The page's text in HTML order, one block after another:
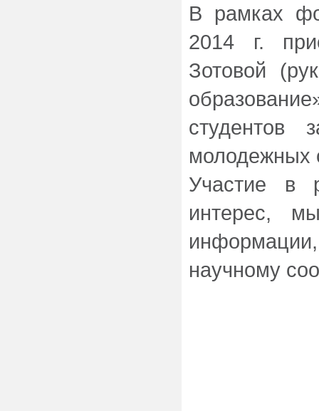
В рамках
2014 г.
Зотовой
студентов
молодежных
Участие в
интерес,
научному